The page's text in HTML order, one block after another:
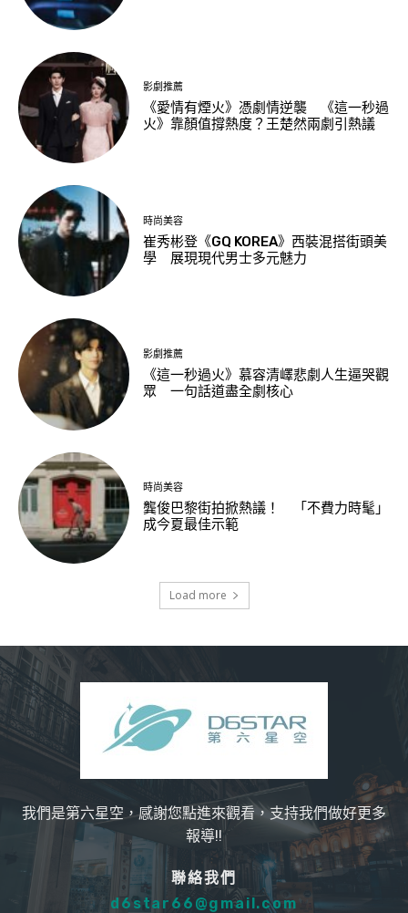
影劇推薦
《愛情有煙火》憑劇情逆襲 《這一秒過
火》靠顏值撐熱度？王楚然兩劇引熱議
時尚美容
崔秀彬登《GQ KOREA》西裝混搭街頭美
學 展現現代男士多元魅力
影劇推薦
《這一秒過火》慕容清嶧悲劇人生逼哭觀
眾 一句話道盡全劇核心
時尚美容
龔俊巴黎街拍掀熱議！ 「不費力時髦」
成今夏最佳示範
Load more
我們是第六星空，感謝您點進來觀看，支持我們做好更多
報導!!
聯絡我們
d6star66@gmail.com